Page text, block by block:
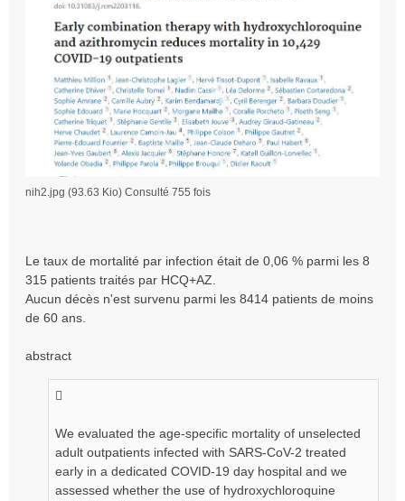
nih2.jpg (93.63 Kio) Consulté 755 fois
Le taux de mortalité par infection était de 0,06 % parmi les 8
315 patients traités par HCQ+AZ.
Aucun décès n'est survenu parmi les 8414 patients de moins
de 60 ans.
abstract
We evaluated the age-specific mortality of unselected
adult outpatients infected with SARS-CoV-2 treated
early in a dedicated COVID-19 day hospital and we
assessed whether the use of hydroxychloroquine